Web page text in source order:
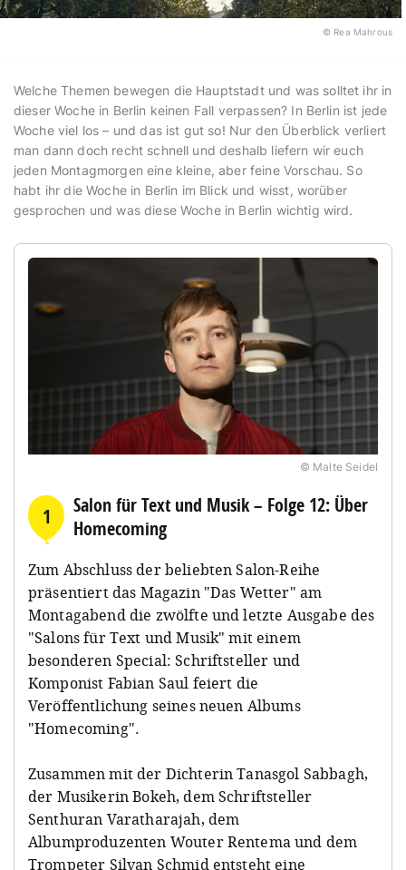
© Rea Mahrous
Welche Themen bewegen die Hauptstadt und was solltet ihr in
dieser Woche in Berlin keinen Fall verpassen? In Berlin ist jede
Woche viel los – und das ist gut so! Nur den Überblick verliert
man dann doch recht schnell und deshalb liefern wir euch
jeden Montagmorgen eine kleine, aber feine Vorschau. So
habt ihr die Woche in Berlin im Blick und wisst, worüber
gesprochen und was diese Woche in Berlin wichtig wird.
© Malte Seidel
1
Salon für Text und Musik – Folge 12: Über
Homecoming
Zum Abschluss der beliebten Salon-Reihe
präsentiert das Magazin "Das Wetter" am
Montagabend die zwölfte und letzte Ausgabe des
"Salons für Text und Musik" mit einem
besonderen Special: Schriftsteller und
Komponist Fabian Saul feiert die
Veröffentlichung seines neuen Albums
"Homecoming".
Zusammen mit der Dichterin Tanasgol Sabbagh,
der Musikerin Bokeh, dem Schriftsteller
Senthuran Varatharajah, dem
Albumproduzenten Wouter Rentema und dem
Trompeter Silvan Schmid entsteht eine